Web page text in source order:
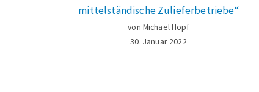
mittelständische Zulieferbetriebe“
von Michael Hopf
30. Januar 2022